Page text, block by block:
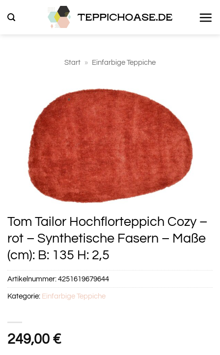
Inhalt
Start » Einfarbige Teppiche
Tom Tailor Hochflorteppich Cozy –
rot – Synthetische Fasern – Maße
(cm): B: 135 H: 2,5
249,00 €
Artikelnummer:4251619679644
Kategorie: Einfarbige Teppiche